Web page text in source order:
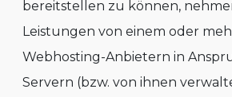
bereitstellen zu können,
Leistungen von einem oder
Webhosting-Anbietern in
Servern (bzw. von ihnen